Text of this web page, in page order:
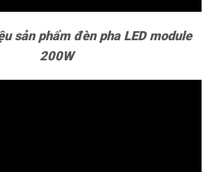
sản phẩm đèn pha LED module
200W